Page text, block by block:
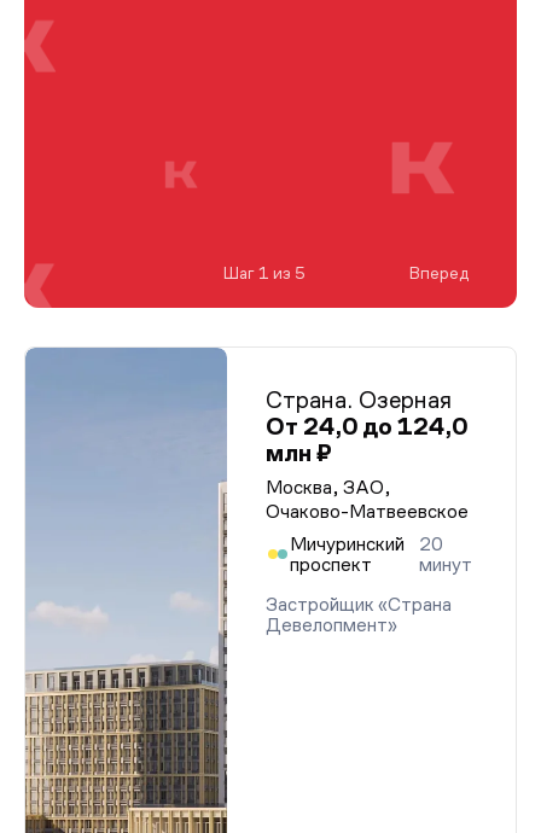
Страна. Озерная
От 24,0 до 124,0
млн ₽
Москва, ЗАО,
Очаково-Матвеевское
Мичуринский
проспект
20
минут
Застройщик «Страна
Девелопмент»
Шаг 1 из 5 Вперед